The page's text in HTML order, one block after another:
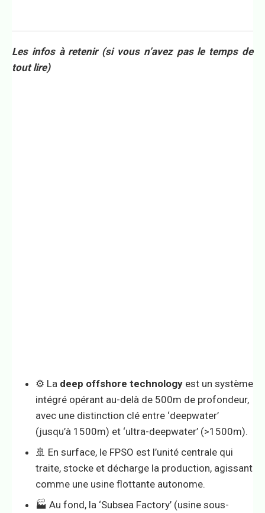
Les infos à retenir (si vous n’avez pas le temps de
tout lire)
⚙️ La deep offshore technology est un système
intégré opérant au-delà de 500m de profondeur,
avec une distinction clé entre ‘deepwater’
(jusqu’à 1500m) et ‘ultra-deepwater’ (>1500m).
🚢 En surface, le FPSO est l’unité centrale qui
traite, stocke et décharge la production, agissant
comme une usine flottante autonome.
🏭 Au fond, la ‘Subsea Factory’ (usine sous-